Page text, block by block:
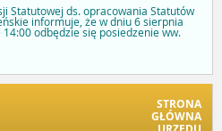
Statutowej ds. opracowania Statutów
informuje, że w dniu 6 sierpnia
odbędzie się posiedzenie ww.
STRONA
GŁÓWNA